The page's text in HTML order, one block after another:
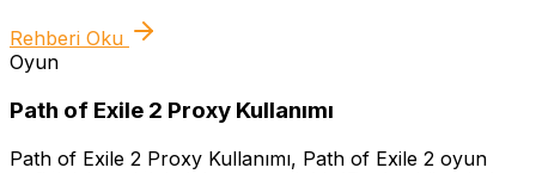
Rehberi Oku
Oyun
Path of Exile 2 Proxy Kullanımı
Path of Exile 2 Proxy Kullanımı, Path of Exile 2 oyun